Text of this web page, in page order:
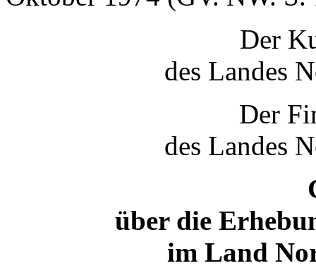
Der
des Landes
Der
des Landes
über die
im Land